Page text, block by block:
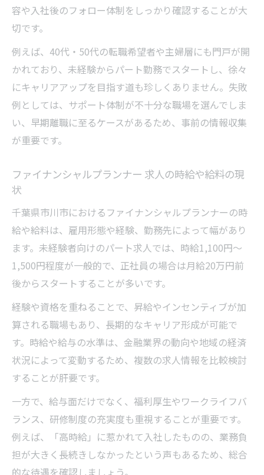
未経験からＦＰ 求人でスキルアップするポ
40代50代未経験のＦＰ 求人転職成功のコツ
年齢不問・パート可のＦＰ求人が注目される理
由
年齢不問のＦＰ 求人が支持される背景を解
説
パート可ＦＰ 求人で幅広い世代が活躍でき
ファイナンシャルプランナー 求人で経験が
未経験・年齢不問のＦＰ 求人が選ばれるポ
イント
ＦＰ 求人 50代未経験でも始めやすい工夫と
は
千葉県市川市でＦＰ 求人を効率よく比較す
るコツ
ファイナンシャルプランナー 求人の待遇と
ける手順
時給や福利厚生で選ぶＦＰ 求人のポイント
自分に合うＦＰ 求人を見極めるための比較
方法
容や入社後のフォロー体制をしっかり確認することが大
切です。
例えば、40代・50代の転職希望者や主婦層にも門戸が開
かれており、未経験からパート勤務でスタートし、徐々
にキャリアアップを目指す道も珍しくありません。失敗
例としては、サポート体制が不十分な職場を選んでしま
い、早期離職に至るケースがあるため、事前の情報収集
が重要です。
ファイナンシャルプランナー 求人の時給や給料の現
状
千葉県市川市におけるファイナンシャルプランナーの時
給や給料は、雇用形態や経験、勤務先によって幅があり
ます。未経験者向けのパート求人では、時給1,100円〜
1,500円程度が一般的で、正社員の場合は月給20万円前
後からスタートすることが多いです。
経験や資格を重ねることで、昇給やインセンティブが加
算される職場もあり、長期的なキャリア形成が可能で
す。時給や給与の水準は、金融業界の動向や地域の経済
状況によって変動するため、複数の求人情報を比較検討
することが肝要です。
一方で、給与面だけでなく、福利厚生やワークライフバ
ランス、研修制度の充実度も重視することが重要です。
例えば、「高時給」に惹かれて入社したものの、業務負
担が大きく長続きしなかったという声もあるため、総合
的な待遇を確認しましょう。